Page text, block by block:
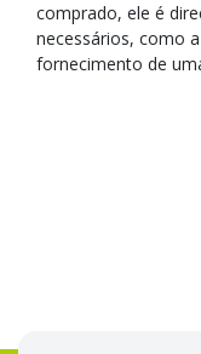
comprado, ele é
necessários, como
fornecimento de